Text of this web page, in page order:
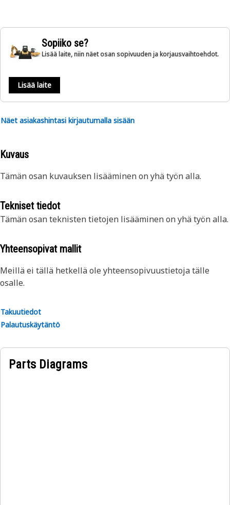
Sopiiko se?
Lisää laite, niin näet osan sopivuuden ja korjausvaihtoehdot.
Lisää laite
Näet asiakashintasi kirjautumalla sisään
Kuvaus
Tämän osan kuvauksen lisääminen on yhä työn alla.
Tekniset tiedot
Tämän osan teknisten tietojen lisääminen on yhä työn alla.
Yhteensopivat mallit
Meillä ei tällä hetkellä ole yhteensopivuustietoja tälle
osalle.
Takuutiedot
Palautuskäytäntö
Parts Diagrams